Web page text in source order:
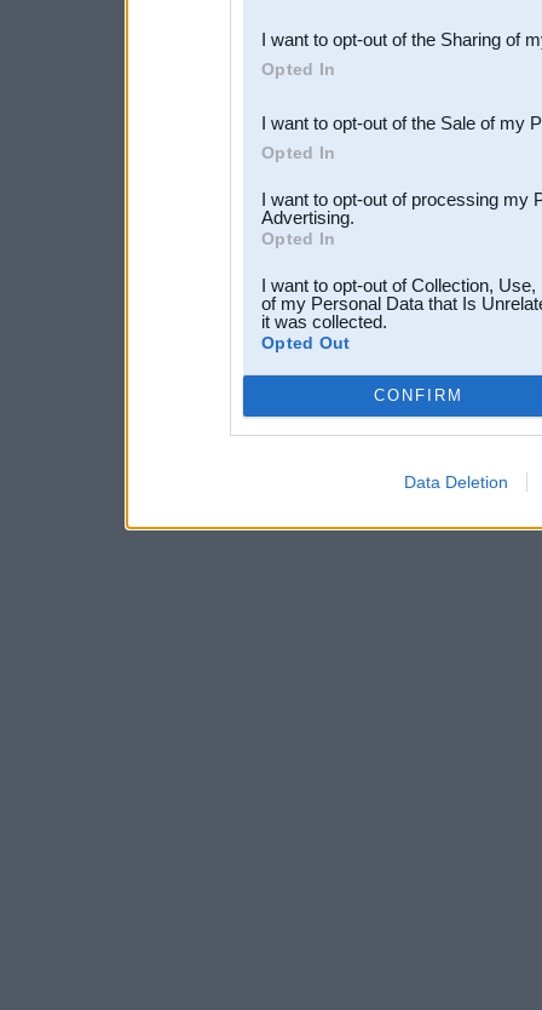
Downstream Participants
third parties.
I want to opt-out of the Sharing of
Opted In
I want to opt-out of the Sale of my
Opted In
I want to opt-out of processing my
Advertising.
Opted In
I want to opt-out of Collection,
of my Personal Data that Is
it was collected.
Opted Out
CONFIRM
Data Deletion